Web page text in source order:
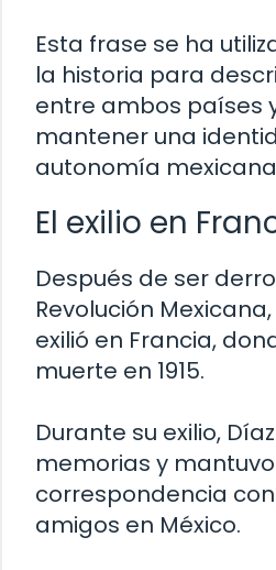
Esta frase se ha
la historia para
entre ambos países
mantener una
autonomía
El exilio en
Después de ser
Revolución
exilió en Francia,
muerte en 1915.
Durante su exilio,
memorias y mantuvo
correspondencia
amigos en México.